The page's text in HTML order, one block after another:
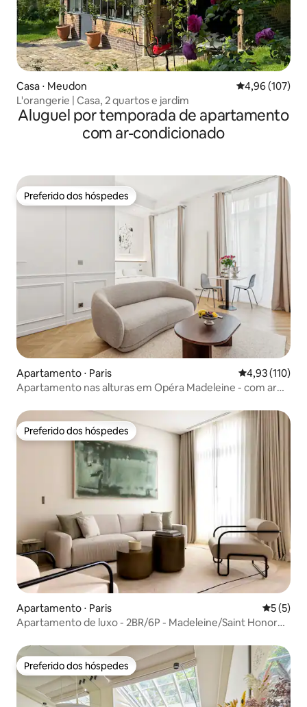
Casa ⋅ Meudon 4,96 de uma
4,96 (107)
L'orangerie | Casa, 2 quartos e jardim
Aluguel por temporada de apartamento
com ar-condicionado
Preferido dos hóspedes
Preferido dos hóspedes
Apartamento ⋅ Paris 4,93 de uma
4,93 (110)
Apartamento nas alturas em Opéra Madeleine - com ar
Preferido dos hóspedes
Preferido dos hóspedes
Apartamento ⋅ Paris 5 de
5 (5)
Apartamento de luxo - 2BR/6P - Madeleine/Saint Honore -
Preferido dos hóspedes
Preferido dos hóspedes